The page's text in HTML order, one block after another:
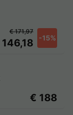
-15%
€ 171,97
€ 188